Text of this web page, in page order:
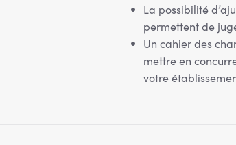
La possibilité
permettent de
Un cahier des
mettre en
votre